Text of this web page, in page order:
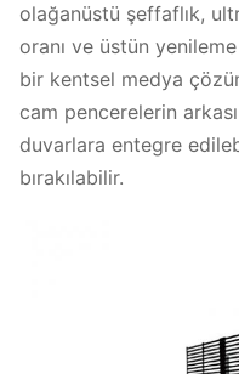
olağanüstü şeffaflık,
oranı ve üstün
bir kentsel medya
cam pencerelerin
duvarlara entegre
bırakılabilir.